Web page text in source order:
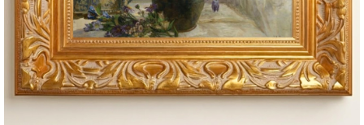
QUALIDADE DE MUSEU GARANTIA ETERNA
Curadoria das Campanhas
A seleção de obras-primas apresentadas em nossos vídeos nas redes